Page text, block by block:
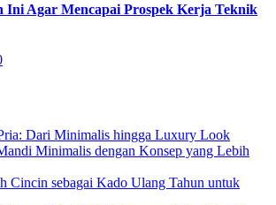
Ini Agar Mencapai Prospek Kerja Teknik
Dari Minimalis hingga Luxury Look
Minimalis dengan Konsep yang Lebih
Cincin sebagai Kado Ulang Tahun untuk